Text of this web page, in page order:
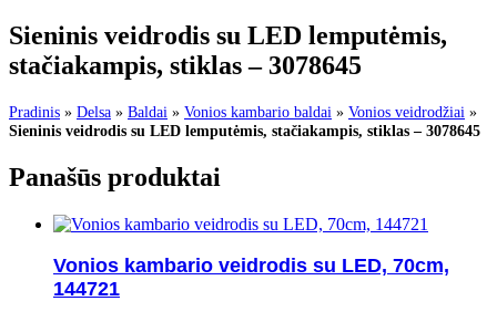
Sieninis veidrodis su LED lemputėmis,
stačiakampis, stiklas – 3078645
Pradinis » Delsa » Baldai » Vonios kambario baldai » Vonios veidrodžiai »
Sieninis veidrodis su LED lemputėmis, stačiakampis, stiklas – 3078645
Panašūs produktai
Vonios kambario veidrodis su LED, 70cm,
144721